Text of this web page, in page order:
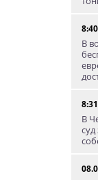
8:40
В
8:31
В
суд